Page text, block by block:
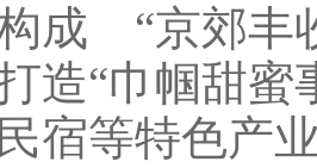
成 “京郊丰
造“巾帼甜蜜
宿等特色产